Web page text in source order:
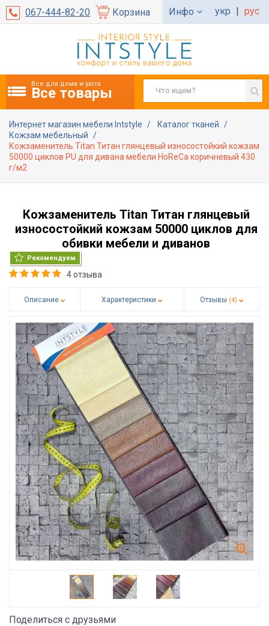
067-444-82-20 Корзина Инфо укр | рус
Все для дома и уюта
Все товары
Интернет магазин мебели Intstyle
Каталог тканей
Кожзам мебельный
Кожзаменитель Titan Титан глянцевый износостойкий кожзам
50000 циклов PU для дивана мебели HoReCa коричневый 430
г/м2
Кожзаменитель Titan Титан глянцевый
износостойкий кожзам 50000 циклов для
обивки мебели и диванов
Рекомендуем
4 отзыва
Описание Характеристики Отзывы (4)
Поделиться с друзьями